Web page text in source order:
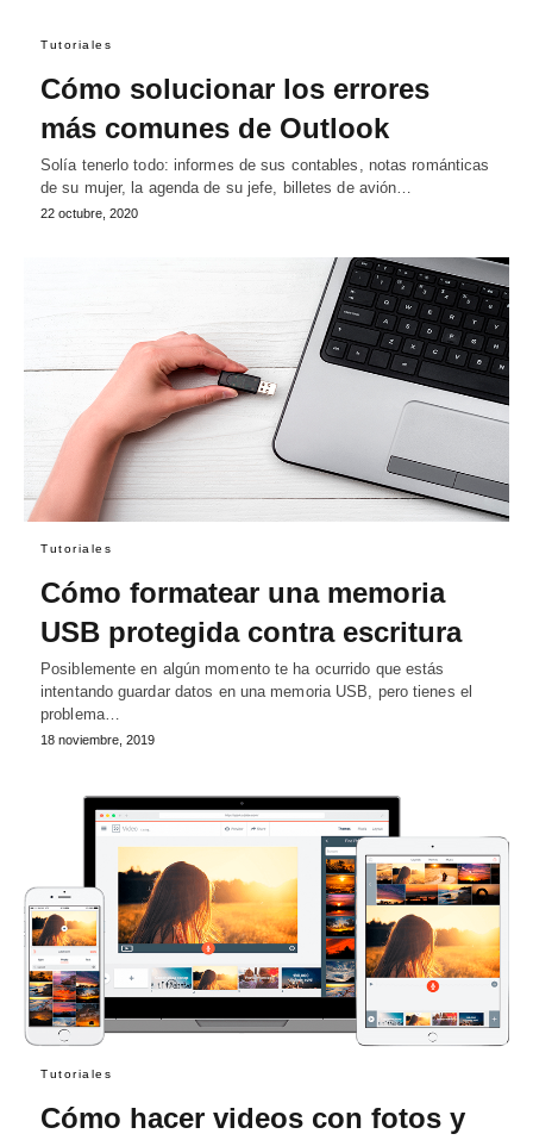
Tutoriales
Cómo solucionar los errores
más comunes de Outlook
Solía tenerlo todo: informes de sus contables, notas románticas
de su mujer, la agenda de su jefe, billetes de avión…
22 octubre, 2020
Tutoriales
Cómo formatear una memoria
USB protegida contra escritura
Posiblemente en algún momento te ha ocurrido que estás
intentando guardar datos en una memoria USB, pero tienes el
problema…
18 noviembre, 2019
Tutoriales
Cómo hacer videos con fotos y